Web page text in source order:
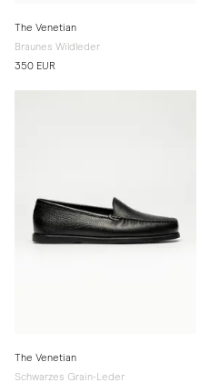
The Venetian
Braunes Wildleder
350 EUR
The Venetian
Schwarzes Grain-Leder